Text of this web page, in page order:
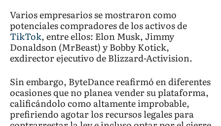
Varios empresarios se mostraron como
potenciales compradores de los activos de
TikTok, entre ellos: Elon Musk, Jimmy
Donaldson (MrBeast) y Bobby Kotick,
exdirector ejecutivo de Blizzard-Activision.
Sin embargo, ByteDance reafirmó en diferentes
ocasiones que no planea vender su plataforma,
calificándolo como altamente improbable,
prefiriendo agotar los recursos legales para